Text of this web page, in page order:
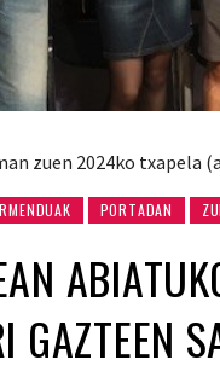
zuen 2024ko txapela
PORTADAN
GAZTEEN